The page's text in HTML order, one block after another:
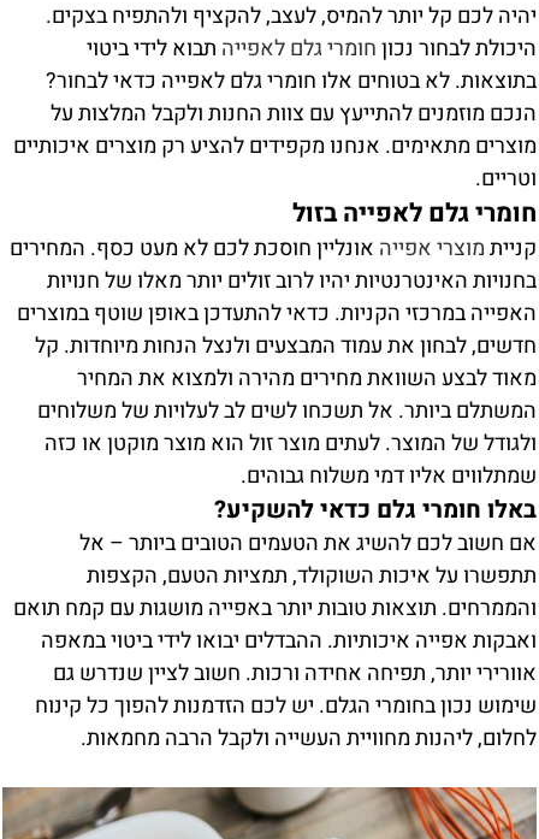
יהיה לכם קל יותר להמיס, לעצב, להקציף ולהתפיח בצקים.
היכולת לבחור נכוןחומרי גלם לאפייה תבוא לידי ביטוי
בתוצאות. לא בטוחים אלו חומרי גלם לאפייה כדאי לבחור?
הנכם מוזמנים להתייעץ עם צוות החנות ולקבל המלצות על
מוצרים מתאימים. אנחנו מקפידים להציע רק מוצרים איכותיים
וטריים.
חומרי גלם לאפייה בזול
קנייתמוצרי אפייה אונליין חוסכת לכם לא מעט כסף. המחירים
בחנויות האינטרנטיות יהיו לרוב זולים יותר מאלו של חנויות
האפייה במרכזי הקניות. כדאי להתעדכן באופן שוטף במוצרים
חדשים, לבחון את עמוד המבצעים ולנצל הנחות מיוחדות. קל
מאוד לבצע השוואת מחירים מהירה ולמצוא את המחיר
המשתלם ביותר. אל תשכחו לשים לב לעלויות של משלוחים
ולגודל של המוצר. לעתים מוצר זול הוא מוצר מוקטן או כזה
שמתלווים אליו דמי משלוח גבוהים.
באלו חומרי גלם כדאי להשקיע?
אם חשוב לכם להשיג את הטעמים הטובים ביותר – אל
תתפשרו על איכות השוקולד, תמציות הטעם, הקצפות
והממרחים. תוצאות טובות יותר באפייה מושגות עם קמח תואם
ואבקות אפייה איכותיות. ההבדלים יבואו לידי ביטוי במאפה
אוורירי יותר, תפיחה אחידה ורכות. חשוב לציין שנדרש גם
שימוש נכון בחומרי הגלם. יש לכם הזדמנות להפוך כל קינוח
לחלום, ליהנות מחוויית העשייה ולקבל הרבה מחמאות.